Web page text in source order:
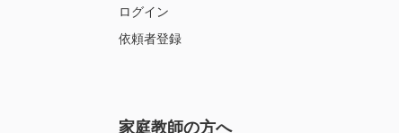
ログイン
依頼者登録
家庭教師の方へ